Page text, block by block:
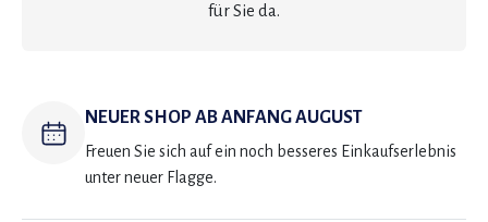
für Sie da.
NEUER SHOP AB ANFANG AUGUST
Freuen Sie sich auf ein noch besseres Einkaufserlebnis
unter neuer Flagge.